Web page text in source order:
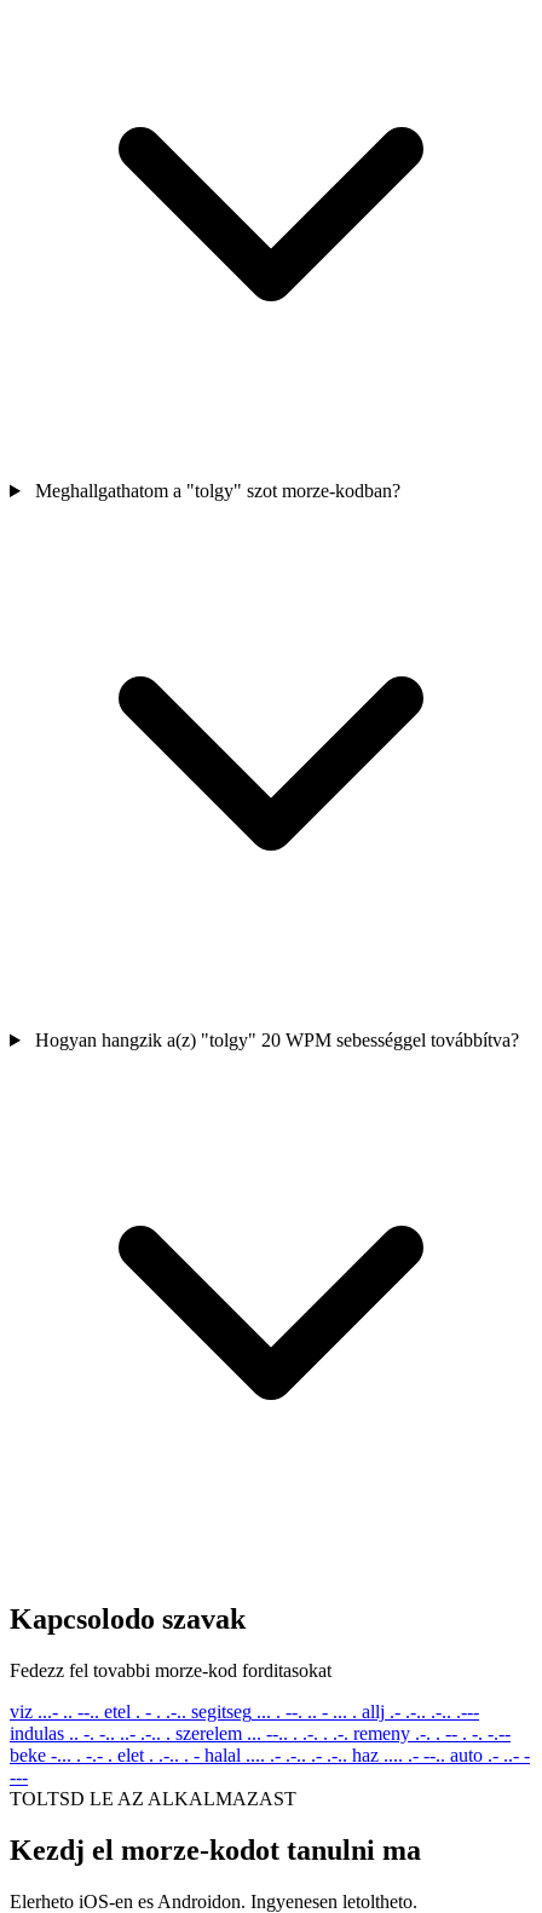
Meghallgathatom a "tolgy" szot morze-kodban?
Hogyan hangzik a(z) "tolgy" 20 WPM sebességgel továbbítva?
Kapcsolodo szavak
Fedezz fel tovabbi morze-kod forditasokat
viz ...- .. --.. etel . - . .-.. segitseg ... . --. .. - ... . allj .- .-.. .-.. .---
indulas .. -. -.. ..- .-.. . szerelem ... --.. . .-. . .-. remeny .-. . -- . -. -.--
beke -... . -.- . elet . .-.. . - halal .... .- .-.. .- .-.. haz .... .- --.. auto .- ..- -
---
TOLTSD LE AZ ALKALMAZAST
Kezdj el morze-kodot tanulni ma
Elerheto iOS-en es Androidon. Ingyenesen letoltheto.